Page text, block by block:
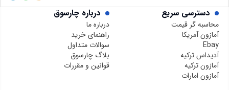
دسترسی سریع
محاسبه گر قیمت
آمازون آمریکا
Ebay
آدیداس ترکیه
آمازون ترکیه
آمازون امارات
درباره چارسوق
درباره ما
راهنمای خرید
سوالات متداول
بلاگ چارسوق
قوانین و مقررات